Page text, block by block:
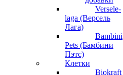
Versele-
laga (Версель
Лага)
Bambini
Pets (Бамбини
Пэтс)
Клетки
Biokraft